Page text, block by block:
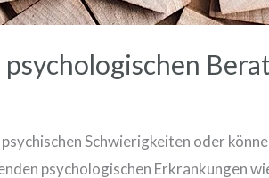
Schwierigkeiten oder
psychologischen Erkrankungen